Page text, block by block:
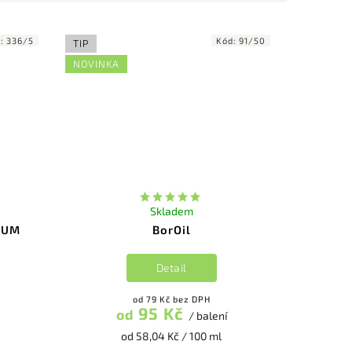
336/5
TIP
NOVINKA
BorOil
Skladem
od 79 Kč bez DPH
od 95 Kč / balení
od 58,04 Kč / 100 ml
Detail
Kód:91/50